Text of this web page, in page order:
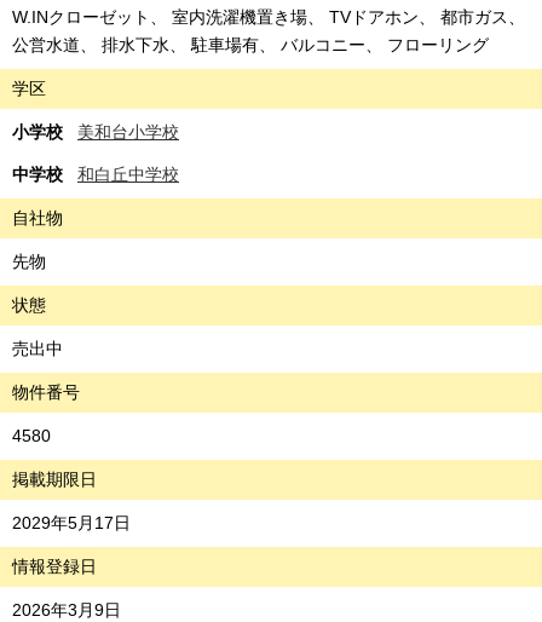
W.INクローゼット
室内洗濯機置き場 TVドアホン
都市ガス
公営水道
排水下水 駐車場有 バルコニー フローリング
学区
小学校 美和台小学校
中学校 和白丘中学校
自社物
先物
状態
売出中
物件番号
4580
掲載期限日
2029年5月17日
情報登録日
2026年3月9日